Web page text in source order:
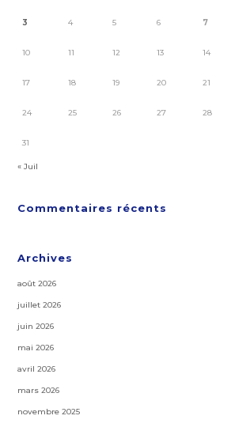
3 4 5 6 7
10 11 12 13 14
17 18 19 20 21
24 25 26 27 28
31
« Juil
Commentaires récents
Archives
août 2026
juillet 2026
juin 2026
mai 2026
avril 2026
mars 2026
novembre 2025